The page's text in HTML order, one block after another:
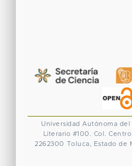
Universidad Autónoma del
Literario #100. Col. Centro
2262300 Toluca, Estado de